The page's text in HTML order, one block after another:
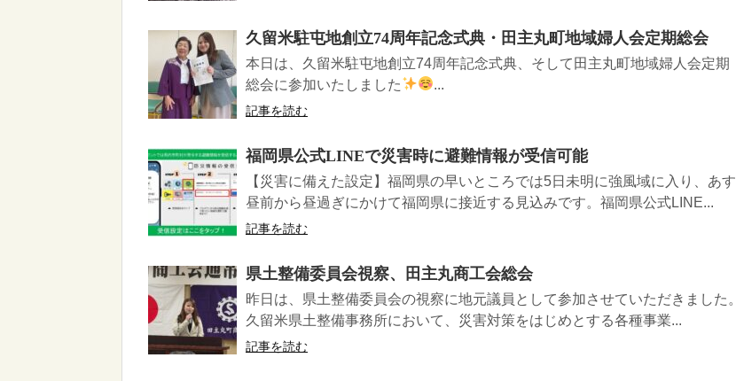
久留米駐屯地創立74周年記念式典・田主丸町地域婦人会定期総会
本日は、久留米駐屯地創立74周年記念式典、そして田主丸町地域婦人会定期
総会に参加いたしました
...
記事を読む
福岡県公式LINEで災害時に避難情報が受信可能
【災害に備えた設定】福岡県の早いところでは5日未明に強風域に入り、あす
昼前から昼過ぎにかけて福岡県に接近する見込みです。福岡県公式LINE...
記事を読む
県土整備委員会視察、田主丸商工会総会
昨日は、県土整備委員会の視察に地元議員として参加させていただきました。
久留米県土整備事務所において、災害対策をはじめとする各種事業...
記事を読む